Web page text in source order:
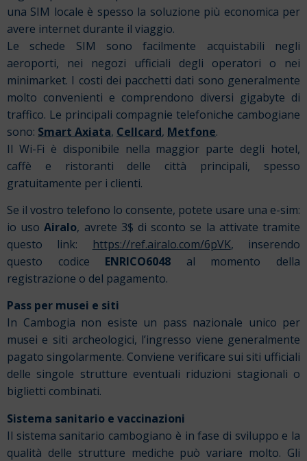
una SIM locale è spesso la soluzione più economica per
avere internet durante il viaggio.
Le schede SIM sono facilmente acquistabili negli
aeroporti, nei negozi ufficiali degli operatori o nei
minimarket. I costi dei pacchetti dati sono generalmente
molto convenienti e comprendono diversi gigabyte di
traffico. Le principali compagnie telefoniche cambogiane
sono: Smart Axiata, Cellcard, Metfone.
Il Wi-Fi è disponibile nella maggior parte degli hotel,
caffè e ristoranti delle città principali, spesso
gratuitamente per i clienti.
Se il vostro telefono lo consente, potete usare una e-sim:
io usoAiralo, avrete 3$ di sconto se la attivate tramite
questo link:
https://ref.airalo.com/6pVK, inserendo
questo codice ENRICO6048 al momento della
registrazione o del pagamento.
Pass per musei e siti
In Cambogia non esiste un pass nazionale unico per
musei e siti archeologici, l’ingresso viene generalmente
pagato singolarmente. Conviene verificare sui siti ufficiali
delle singole strutture eventuali riduzioni stagionali o
biglietti combinati.
Sistema sanitario e vaccinazioni
Il sistema sanitario cambogiano è in fase di sviluppo e la
qualità delle strutture mediche può variare molto. Gli